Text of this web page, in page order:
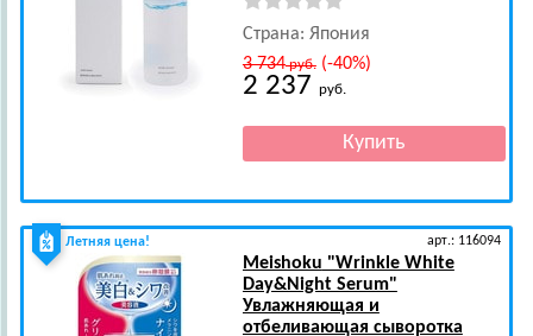
Страна: Япония
3 734руб.(-40%)
2 237 руб.
Летняя цена! арт.: 116094
Meishoku "Wrinkle White
Day&Night Serum"
Увлажняющая и
отбеливающая сыворотка